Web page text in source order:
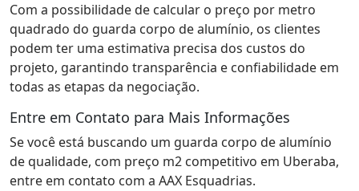
Com a possibilidade de calcular o preço por metro
quadrado do guarda corpo de alumínio, os clientes
podem ter uma estimativa precisa dos custos do
projeto, garantindo transparência e confiabilidade em
todas as etapas da negociação.
Entre em Contato para Mais Informações
Se você está buscando um guarda corpo de alumínio
de qualidade, com preço m2 competitivo em Uberaba,
entre em contato com a AAX Esquadrias.